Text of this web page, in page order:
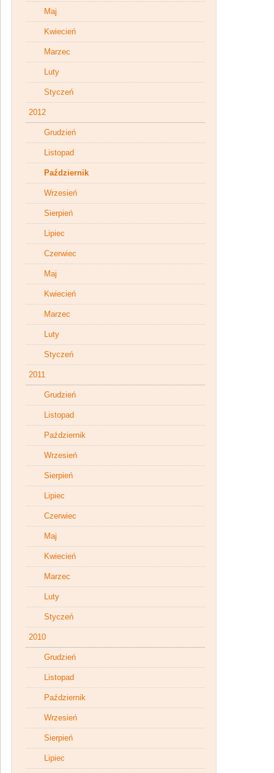
Maj
Kwiecień
Marzec
Luty
Styczeń
2012
Grudzień
Listopad
Październik
Wrzesień
Sierpień
Lipiec
Czerwiec
Maj
Kwiecień
Marzec
Luty
Styczeń
2011
Grudzień
Listopad
Październik
Wrzesień
Sierpień
Lipiec
Czerwiec
Maj
Kwiecień
Marzec
Luty
Styczeń
2010
Grudzień
Listopad
Październik
Wrzesień
Sierpień
Lipiec